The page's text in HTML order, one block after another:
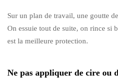
Sur un plan de travail, une goutte
On essuie tout de suite, on rince si
est la meilleure protection.
Ne pas appliquer de cire ou